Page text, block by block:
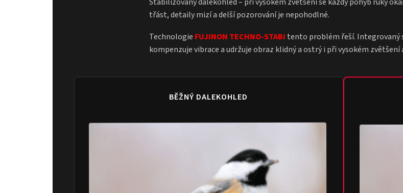
třást, detaily mizí a delší pozorování je nepohodlné.
Technologie FUJINON TECHNO-STABI tento problém řeší.
kompenzuje vibrace a udržuje obraz klidný a ostrý i při vysokém zvětšení
BĚŽNÝ DALEKOHLED